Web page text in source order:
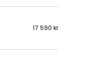
17 590 kr